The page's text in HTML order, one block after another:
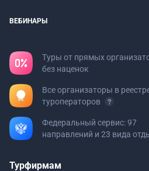
ВЕБИНАРЫ
Туры от прямых
без наценок
Все организаторы в
туроператоров
Федеральный сервис: 97
направлений и 23 вида
Турфирмам